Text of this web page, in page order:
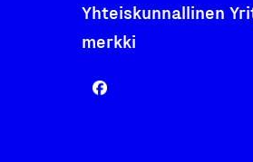
Yhteiskunnallinen
merkki